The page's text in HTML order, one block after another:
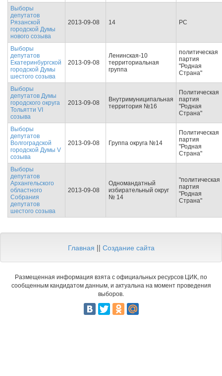
Выборы
депутатов
Рязанской
городской Думы
нового созыва
2013-09-08 14 РС
Выборы
депутатов
Екатеринбургской
городской Думы
шестого созыва
2013-09-08
Ленинская-10
территориальная
группа
политическая
партия
"Родная
Страна"
Выборы
депутатов Думы
городского округа
Тольятти VI
созыва
2013-09-08
Внутримуниципальная
территория №16
Политическая
партия
"Родная
Страна"
Выборы
депутатов
Волгоградской
городской Думы V
созыва
2013-09-08 Группа округа №14
Политическая
партия
"Родная
Страна"
Выборы
депутатов
Архангельского
областного
Собрания
депутатов
шестого созыва
2013-09-08
Одномандатный
избирательный округ
№ 14
"политическая
партия
"Родная
Страна"
Главная || Создание сайта
Размещенная информация взята с официальных ресурсов ЦИК, по
сообщенным кандидатом данным, и актуальна на момент проведения
выборов.